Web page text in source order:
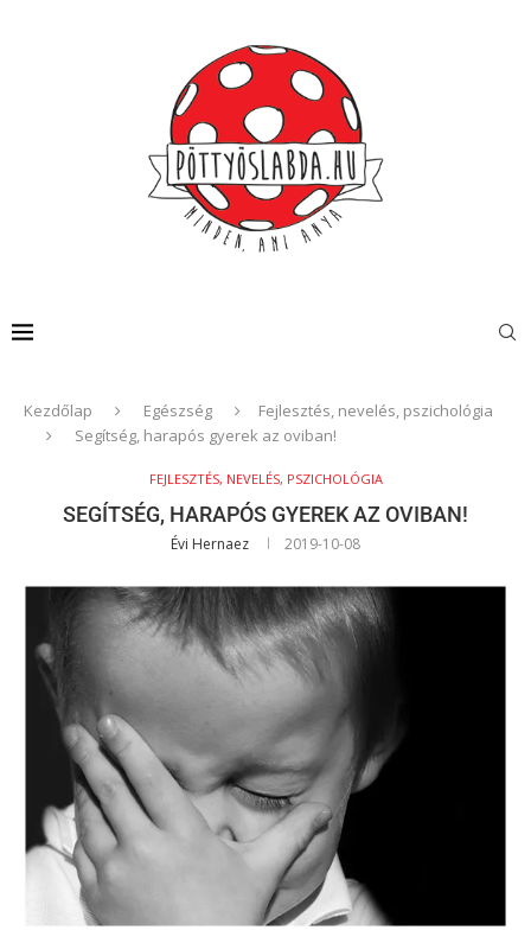
Kezdőlap Egészség
Fejlesztés, nevelés, pszichológia
Segítség, harapós gyerek az oviban!
FEJLESZTÉS, NEVELÉS, PSZICHOLÓGIA
SEGÍTSÉG, HARAPÓS GYEREK AZ OVIBAN!
Évi Hernaez 2019-10-08